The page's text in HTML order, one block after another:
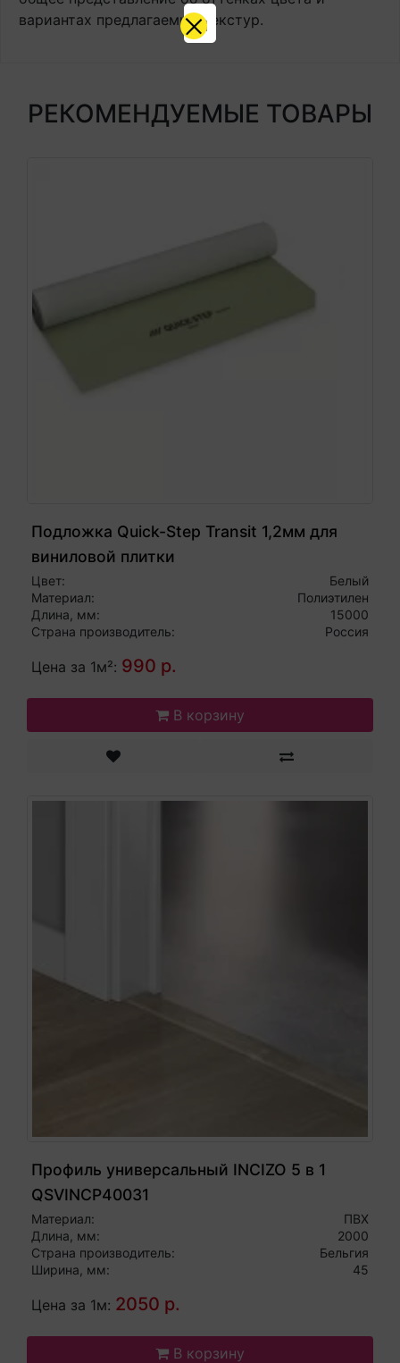
вариантах предлагаемых текстур.
РЕКОМЕНДУЕМЫЕ ТОВАРЫ
Подложка Quick-Step Transit 1,2мм для
виниловой плитки
Цвет:
Белый
Материал:
Полиэтилен
Длина, мм:
15000
Страна производитель:
Россия
Цена за 1м²: 990 р.
В корзину
Профиль универсальный INCIZO 5 в 1
QSVINCP40031
Материал:
ПВХ
Длина, мм:
2000
Страна производитель:
Бельгия
Ширина, мм:
45
Цена за 1м: 2050 р.
В корзину